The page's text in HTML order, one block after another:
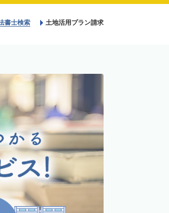
書士検索 土地活用プラン請求